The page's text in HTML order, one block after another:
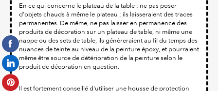
En ce qui concerne le plateau de la table : ne pas poser
d’objets chauds à même le plateau ; ils laisseraient des traces
permanentes. De même, ne pas laisser en permanence des
produits de décoration sur un plateau de table, ni même une
nappe ou des sets de table, ils génèreraient au fil du temps des
nuances de teinte au niveau de la peinture époxy, et pourraient
même être source de détérioration de la peinture selon le
produit de décoration en question.
Il est fortement conseillé d'utiliser une housse de protection